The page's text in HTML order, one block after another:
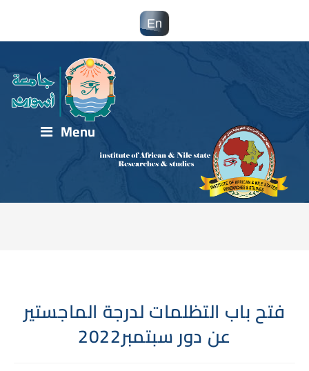
En
Menu
فتح باب التظلمات لدرجة الماجستير
عن دور سبتمبر2022